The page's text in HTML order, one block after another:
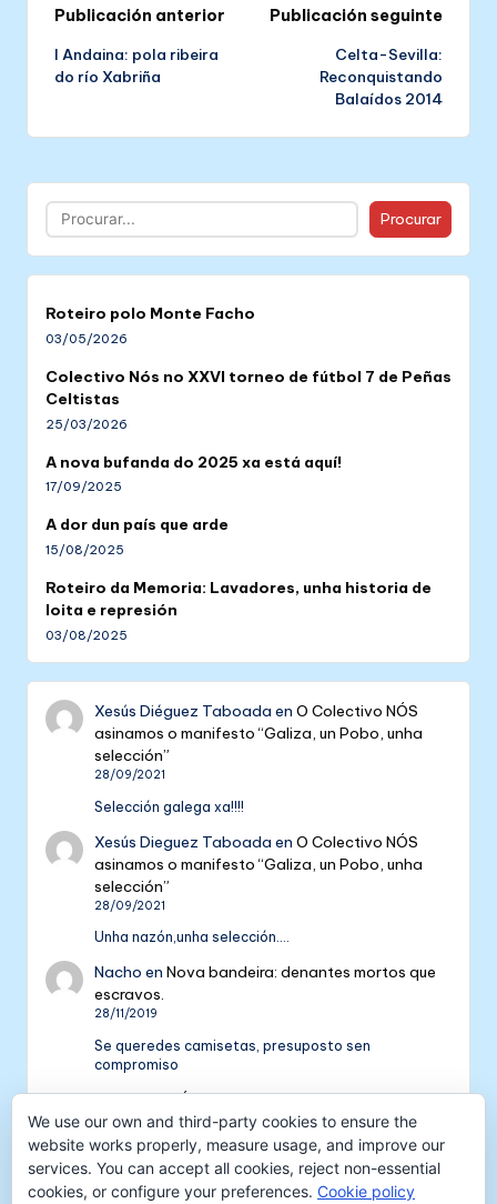
Post
navigation
Publicación anterior
I Andaina: pola ribeira
do río Xabriña
Publicación seguinte
Celta-Sevilla:
Reconquistando
Balaídos 2014
Buscar Procurar
Roteiro polo Monte Facho
03/05/2026
Colectivo Nós no XXVI torneo de fútbol 7 de Peñas
Celtistas
25/03/2026
A nova bufanda do 2025 xa está aquí!
17/09/2025
A dor dun país que arde
15/08/2025
Roteiro da Memoria: Lavadores, unha historia de
loita e represión
03/08/2025
Xesús Diéguez Taboada enO Colectivo NÓS
asinamos o manifesto “Galiza, un Pobo, unha
selección”
28/09/2021
Selección galega xa!!!!
Xesús Dieguez Taboada enO Colectivo NÓS
asinamos o manifesto “Galiza, un Pobo, unha
selección”
28/09/2021
Unha nazón,unha selección....
Nacho enNova bandeira: denantes mortos que
escravos.
28/11/2019
Se queredes camisetas, presuposto sen
compromiso
Colectivo NÓS: 5 anos de galeguismo e celtismo
| Colectivo NósenV Aniversario do Colectivo
NÓS
16/09/2018
[…] mil tempadas máis. E por iso convidámosvos a
We use our own and third-party cookies to ensure the
website works properly, measure usage, and improve our
services. You can accept all cookies, reject non-essential
cookies, or configure your preferences. Cookie policy